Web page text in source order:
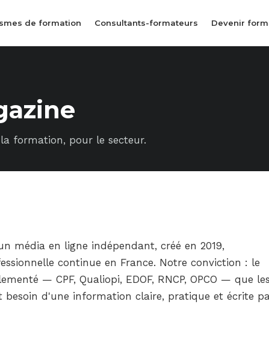
de formation Consultants-formateurs Devenir
formation, pour le secteur.
média en ligne indépendant, créé en 2019,
continue en France. Notre conviction : le
— CPF, Qualiopi, EDOF, RNCP, OPCO — que les
besoin d'une information claire, pratique et écrite